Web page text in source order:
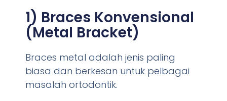
1) Braces Konvensional
(Metal Bracket)
Braces metal adalah jenis paling
biasa dan berkesan untuk pelbagai
masalah ortodontik.